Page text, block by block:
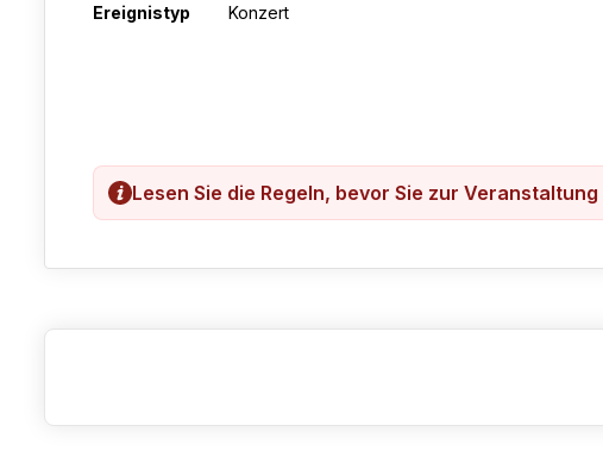
Ereignistyp Konzert
Lesen Sie die Regeln, bevor Sie zur Veranstaltung